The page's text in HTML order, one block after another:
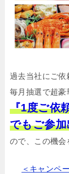
過去当社にご依
毎月抽選で超豪
『1度ご依
でもご参
ので、この機会
＜キャンペ